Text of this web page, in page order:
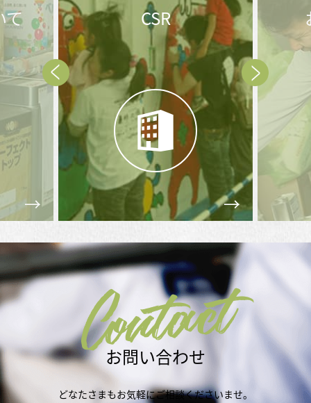
て CSR
Prev Next
Contact
お問い合わせ
どなたさまもお気軽にご相談くださいませ。